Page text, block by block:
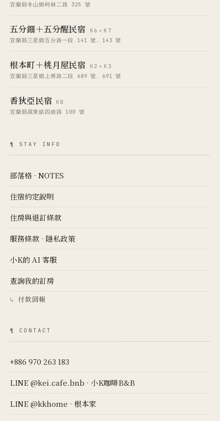
宜蘭縣冬山鄉柯林二路 325 號
五分鈿＋五分醒民宿
K6＋K7
宜蘭縣三星鄉五分路一段 141 號、143 號
根本町＋桃月屋民宿
K2＋K3
宜蘭縣三星鄉上將路二段 689 號、691 號
香狄亞民宿
K8
宜蘭縣羅東鎮四維路 100 號
¶ STAY INFO
部落格 · NOTES
住宿約定說明
住房與退訂條款
服務條款 · 隱私政策
小K的 AI 客服
查詢我的訂房
↳ 付款回報
¶ CONTACT
+886 970 263 183
LINE @kei.cafe.bnb · 小K咖啡B&B
LINE @kkhome · 根本家